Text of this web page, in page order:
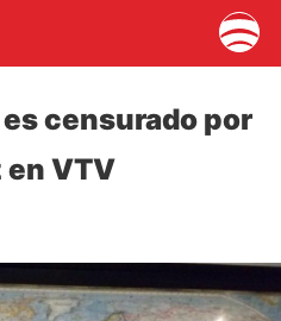
censurado por
en VTV